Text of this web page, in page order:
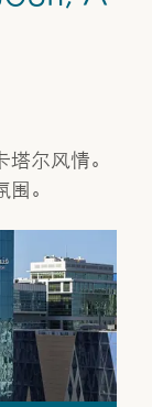
尔风情。
。